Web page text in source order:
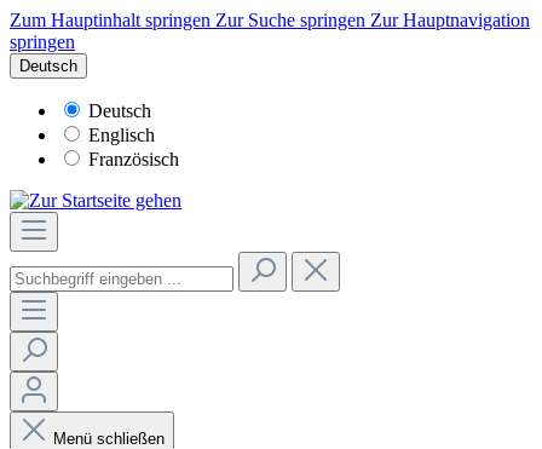
Zum Hauptinhalt springen Zur Suche springen Zur Hauptnavigation
springen
Deutsch
Deutsch
Englisch
Französisch
Menü schließen